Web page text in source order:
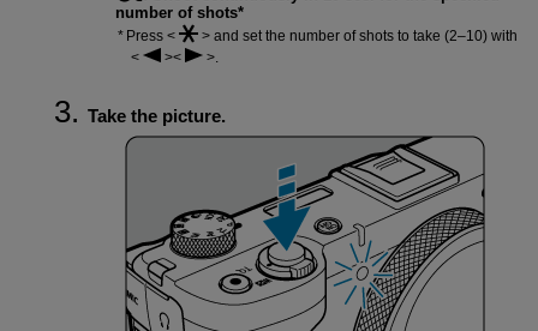
number of shots*
Press
and set the number of shots to take (2–10) with
.
Take the picture.